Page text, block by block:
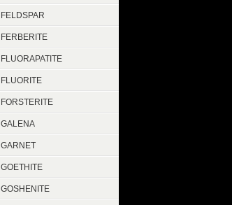
FELDSPAR
FERBERITE
FLUORAPATITE
FLUORITE
FORSTERITE
GALENA
GARNET
GOETHITE
GOSHENITE